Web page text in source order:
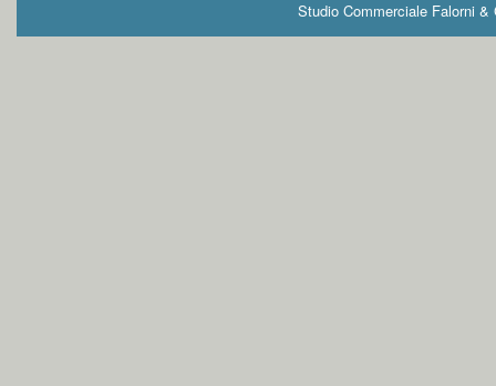
Studio Commerciale Falorni